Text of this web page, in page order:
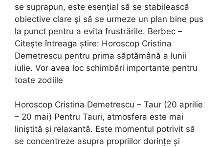
se suprapun, este esențial să se stabilească
obiective clare și să se urmeze un plan bine pus
la punct pentru a evita frustrările. Berbec –
Citeşte întreaga ştire: Horoscop Cristina
Demetrescu pentru prima săptămână a lunii
iulie. Vor avea loc schimbări importante pentru
toate zodiile
Horoscop Cristina Demetrescu – Taur (20 aprilie
– 20 mai) Pentru Tauri, atmosfera este mai
liniștită și relaxantă. Este momentul potrivit să
se concentreze asupra propriilor dorințe și